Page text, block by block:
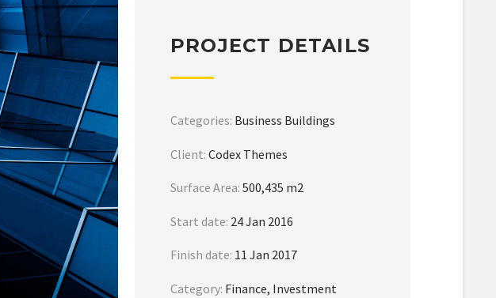
PROJECT DETAILS
Categories: Business Buildings
Client: Codex Themes
Surface Area: 500,435 m2
Start date: 24 Jan 2016
Finish date: 11 Jan 2017
Category: Finance, Investment